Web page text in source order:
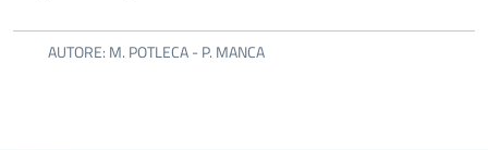
AUTORE: M. POTLECA - P. MANCA